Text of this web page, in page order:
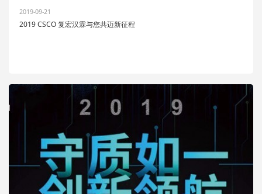
2019-09-21
2019 CSCO 复宏汉霖与您共迈新征程